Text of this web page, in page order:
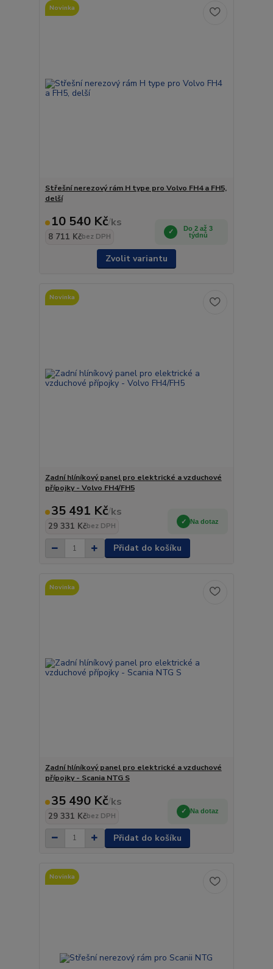
Novinka
Střešní nerezový rám H type pro Volvo FH4 a FH5,
delší
10 540 Kč/ks
8 711 Kčbez DPH
Do 2 až 3
týdnů
Zvolit variantu
Novinka
Zadní hlíníkový panel pro elektrické a vzduchové
přípojky - Volvo FH4/FH5
35 491 Kč/ks
29 331 Kčbez DPH
Na dotaz
Přidat do košíku
Novinka
Zadní hlíníkový panel pro elektrické a vzduchové
přípojky - Scania NTG S
35 490 Kč/ks
29 331 Kčbez DPH
Na dotaz
Přidat do košíku
Novinka